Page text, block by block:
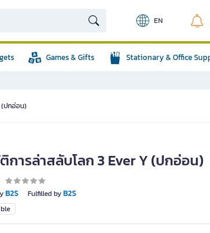
EN
Games & Gifts Stationary & Office
(ปกอ่อน)
ารล่าสลับโลก 3 Ever Y (ปกอ่อน)
B2S Fulfilled byB2S